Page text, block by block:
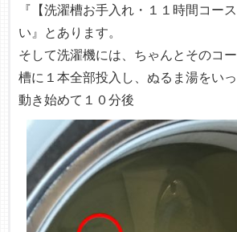
『【洗濯槽お手入れ・１１時間コー
い』とあります。
そして洗濯機には、ちゃんとそのコ
槽に１本全部投入し、ぬるま湯をいっ
動き始めて１０分後